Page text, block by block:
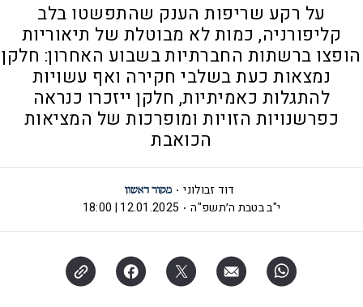
על רקע שריפות הענק שהתפשטו בלב
קליפורניה, כמות לא מבוטלת של תיאוריות
הופצו ברשתות החברתיות בשבוע האחרון: חלקן
נמצאות כעת בשלבי חקירה ואף עשויות
להתגלות כאמיתיות, חלקן ייזכרו כנראה
כפרשנויות הזויות ומופרכות של המציאות
הכואבת
דוד זבולוני
י"ב בטבת ה׳תשפ"ה
12.01.2025 | 18:00